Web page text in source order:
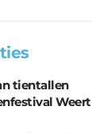
tientallen
Weert